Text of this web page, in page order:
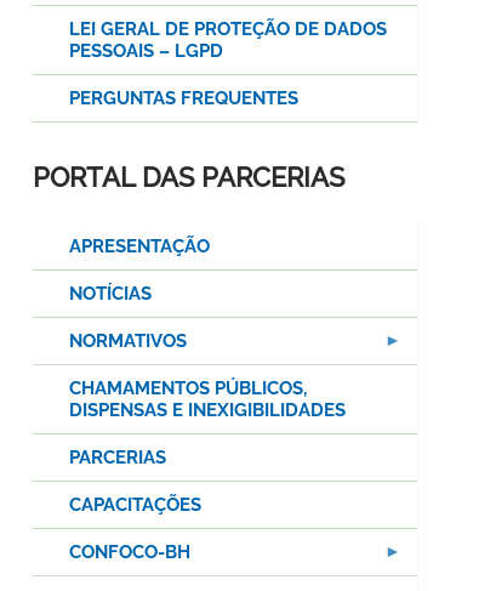
LEI GERAL DE PROTEÇÃO DE DADOS
PESSOAIS – LGPD
PERGUNTAS FREQUENTES
PORTAL DAS PARCERIAS
APRESENTAÇÃO
NOTÍCIAS
NORMATIVOS
CHAMAMENTOS PÚBLICOS,
DISPENSAS E INEXIGIBILIDADES
PARCERIAS
CAPACITAÇÕES
CONFOCO-BH